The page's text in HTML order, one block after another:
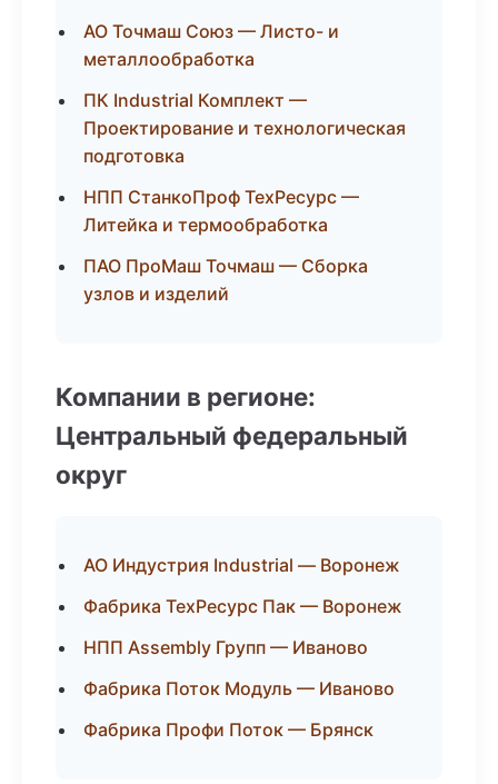
АО Точмаш Союз — Листо- и
металлообработка
ПК Industrial Комплект —
Проектирование и технологическая
подготовка
НПП СтанкоПроф ТехРесурс —
Литейка и термообработка
ПАО ПроМаш Точмаш — Сборка
узлов и изделий
Компании в регионе:
Центральный федеральный
округ
АО Индустрия Industrial — Воронеж
Фабрика ТехРесурс Пак — Воронеж
НПП Assembly Групп — Иваново
Фабрика Поток Модуль — Иваново
Фабрика Профи Поток — Брянск